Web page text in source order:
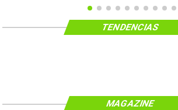
TENDENCIAS
MAGAZINE